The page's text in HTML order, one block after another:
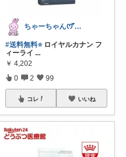
ちゃーちゃん‪ꯁꯧありがとう🫶🏻💕
#送料無料⭐️ロイヤルカナン フ
ィーライ ...
￥ 4,202
0 2 99
コレ いいね